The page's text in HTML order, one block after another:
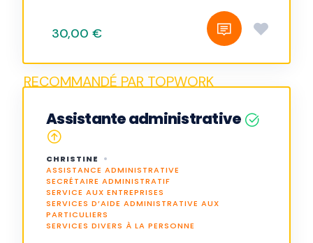
30,00 €
Assistante administrative
CHRISTINE
ASSISTANCE ADMINISTRATIVE
SECRÉTAIRE ADMINISTRATIF
SERVICE AUX ENTREPRISES
SERVICES D’AIDE ADMINISTRATIVE AUX
PARTICULIERS
SERVICES DIVERS À LA PERSONNE